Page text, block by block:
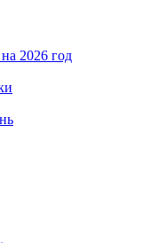
2026 год